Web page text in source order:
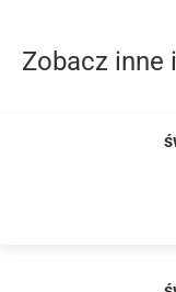
Zobacz inne